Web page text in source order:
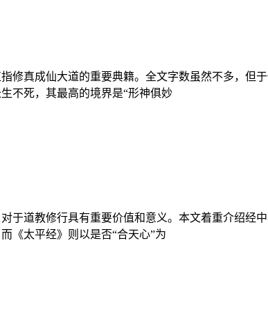
修真成仙大道的重要典籍。全文字数虽然不多，但
不死，其最高的境界是“形神俱妙
于道教修行具有重要价值和意义。本文着重介绍经
《太平经》则以是否“合天心”为